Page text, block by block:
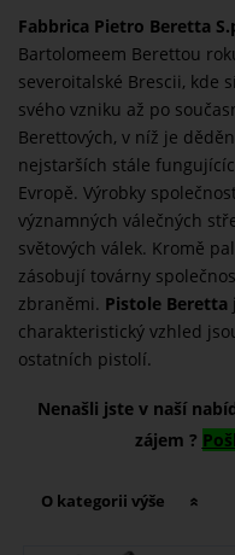
Fabbrica Pietro Beretta
Bartolomeem Berettou
severoitalské Brescii, kde
svého vzniku až po
Berettových, v níž je
nejstarších stále
Evropě. Výrobky
významných válečných
světových válek. Kromě
zásobují továrny
zbraněmi. Pistole Beretta
charakteristický vzhled
ostatních pistolí.
Nenašli jste v naší
zájem ?
O kategorii výše